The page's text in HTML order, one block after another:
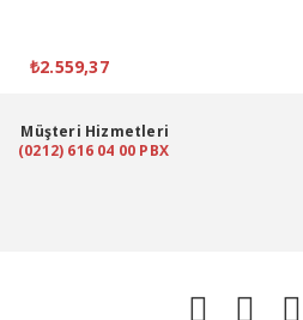
₺2.559,37
Müşteri Hizmetleri
(0212) 616 04 00 PBX